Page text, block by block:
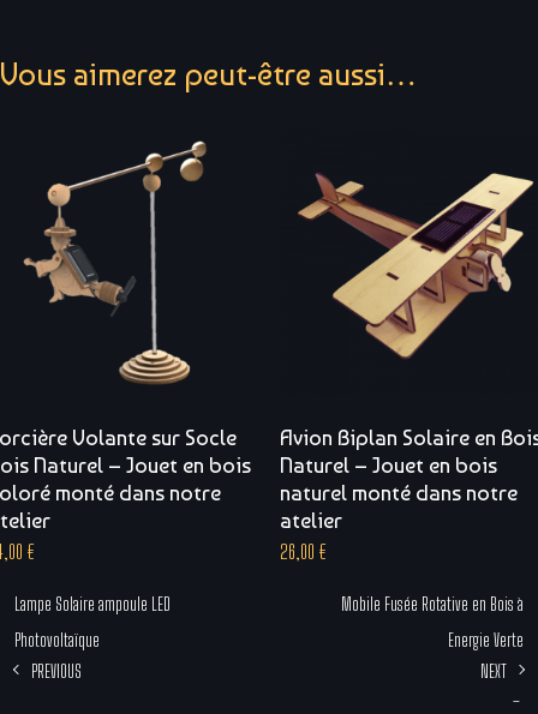
Vous aimerez peut-être aussi…
Volante sur Socle
Naturel – Jouet en bois
monté dans notre
€
Avion Biplan Solaire en
Naturel – Jouet en bois
naturel monté dans notre
atelier
26,00 €
Lampe Solaire ampoule LED
Photovoltaïque
PREVIOUS
Mobile Fusée Rotative en Bois à
Energie Verte
NEXT
–